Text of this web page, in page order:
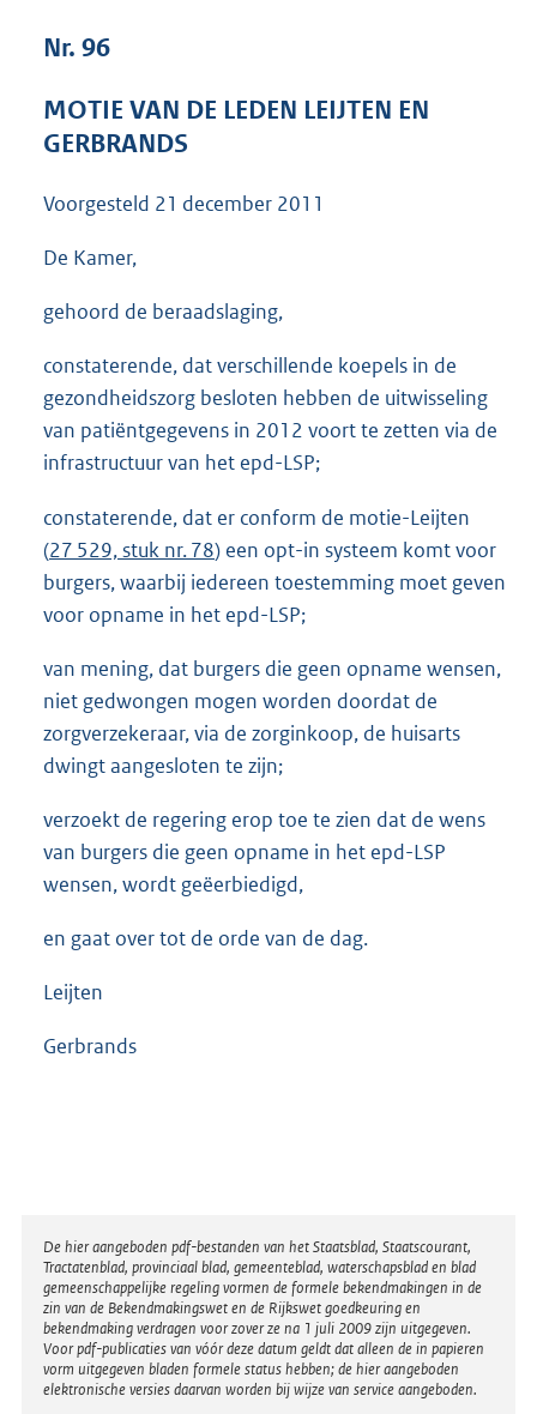
3
Nr. 96
MOTIE VAN DE LEDEN LEIJTEN EN
GERBRANDS
Voorgesteld 21 december 2011
De Kamer,
gehoord de beraadslaging,
constaterende, dat verschillende koepels in de
gezondheidszorg besloten hebben de uitwisseling
van patiëntgegevens in 2012 voort te zetten via de
infrastructuur van het epd-LSP;
constaterende, dat er conform de motie-Leijten
(27 529, stuk nr. 78) een opt-in systeem komt voor
burgers, waarbij iedereen toestemming moet geven
voor opname in het epd-LSP;
van mening, dat burgers die geen opname wensen,
niet gedwongen mogen worden doordat de
zorgverzekeraar, via de zorginkoop, de huisarts
dwingt aangesloten te zijn;
verzoekt de regering erop toe te zien dat de wens
van burgers die geen opname in het epd-LSP
wensen, wordt geëerbiedigd,
en gaat over tot de orde van de dag.
Leijten
Gerbrands
Disclaimer
De hier aangeboden pdf-bestanden van het Staatsblad, Staatscourant,
Tractatenblad, provinciaal blad, gemeenteblad, waterschapsblad en blad
gemeenschappelijke regeling vormen de formele bekendmakingen in de
zin van de Bekendmakingswet en de Rijkswet goedkeuring en
bekendmaking verdragen voor zover ze na 1 juli 2009 zijn uitgegeven.
Voor pdf-publicaties van vóór deze datum geldt dat alleen de in papieren
vorm uitgegeven bladen formele status hebben; de hier aangeboden
elektronische versies daarvan worden bij wijze van service aangeboden.